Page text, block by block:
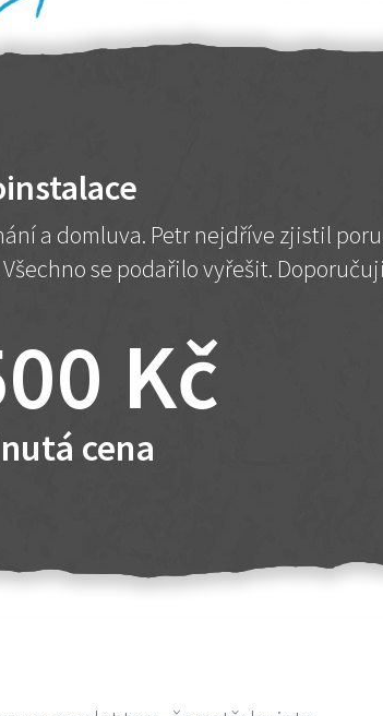
a domluva. Petr nejdříve zjistil
se podařilo vyřešit.
Kč
cena